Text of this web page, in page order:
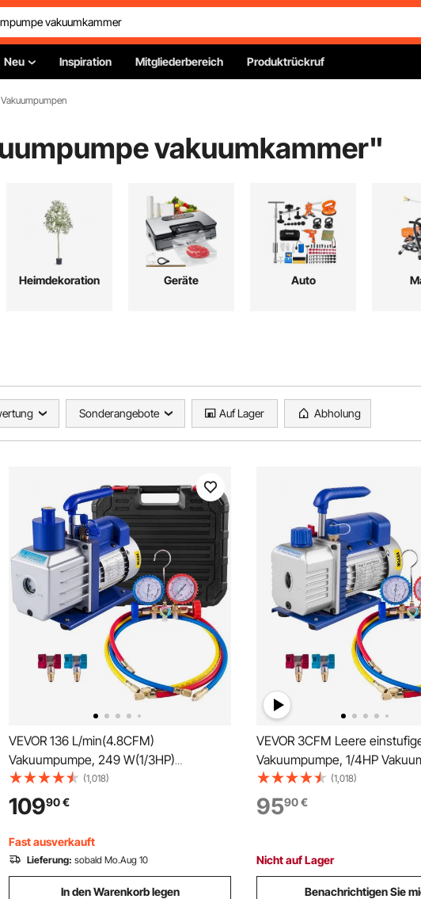
Neu Inspiration Mitgliederbereich Produktrückruf
vakuumkammer"
Heimdekoration Geräte Auto
Sonderangebote Auf Lager Abholung
VEVOR 136 L/min(4.8CFM)
Vakuumpumpe, 249 W(1/3HP)
Unterdruckpumpe Vakuumgeräte
Pumpe, 5Pa Vakuumpumpe
Unterdruckpumpe, Refrigerant Vacuum
Pump, Vacuum Pump, Vakuumpumpe
Unterdruckpumpe
(1,018)
10990€
Fast ausverkauft
Lieferung: sobald Mo.Aug 10
In den Warenkorb legen
VEVOR 3CFM Leere
Vakuumpumpe, 1/4HP
2-Wege Unterdruckpumpe
220V Vakuumpumpe
geeignet für Kühlmittel R12
(1,018)
9590€
Nicht auf Lager
Benachrichtigen Sie